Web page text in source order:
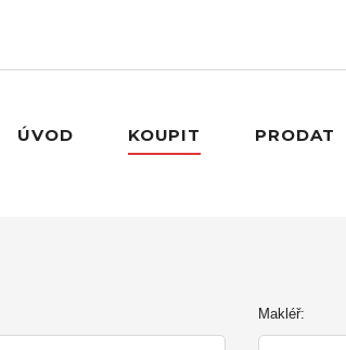
ÚVOD KOUPIT PRODAT
Makléř: